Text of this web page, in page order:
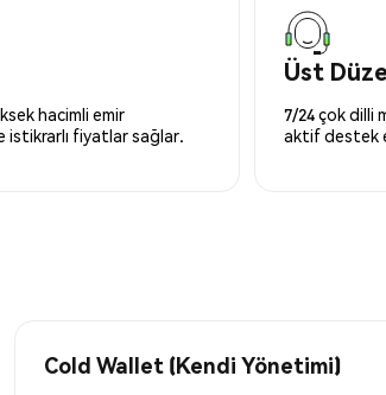
hacimli emir
istikrarlı fiyatlar sağlar.
Üst
7/24 çok dilli
aktif destek
Cold Wallet (Kendi Yönetimi)